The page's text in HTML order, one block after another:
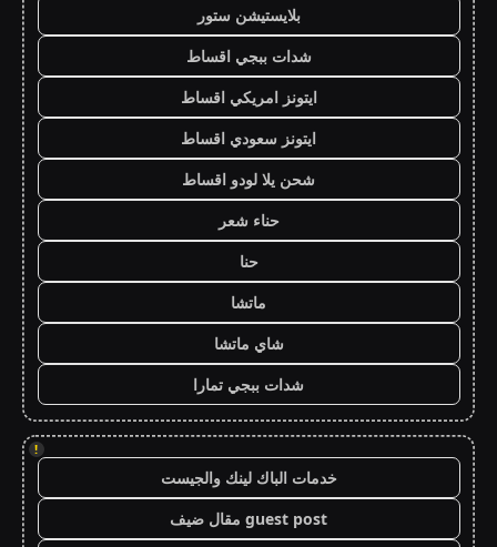
بلايستيشن ستور
شدات ببجي اقساط
ايتونز امريكي اقساط
ايتونز سعودي اقساط
شحن يلا لودو اقساط
حناء شعر
حنا
ماتشا
شاي ماتشا
شدات ببجي تمارا
!
خدمات الباك لينك والجيست
guest post مقال ضيف